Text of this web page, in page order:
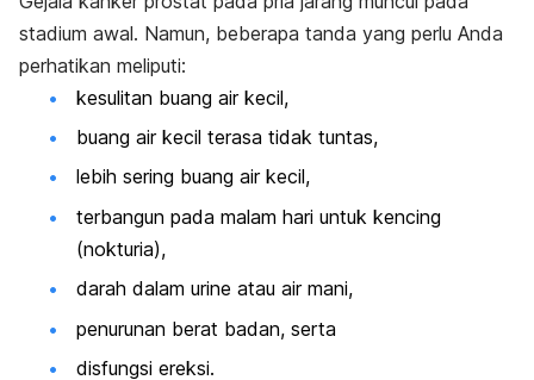
stadium awal. Namun, beberapa tanda yang perlu Anda
perhatikan meliputi:
kesulitan buang air kecil,
buang air kecil terasa tidak tuntas,
lebih sering buang air kecil,
terbangun pada malam hari untuk kencing
(nokturia),
darah dalam urine atau air mani,
penurunan berat badan, serta
disfungsi ereksi.